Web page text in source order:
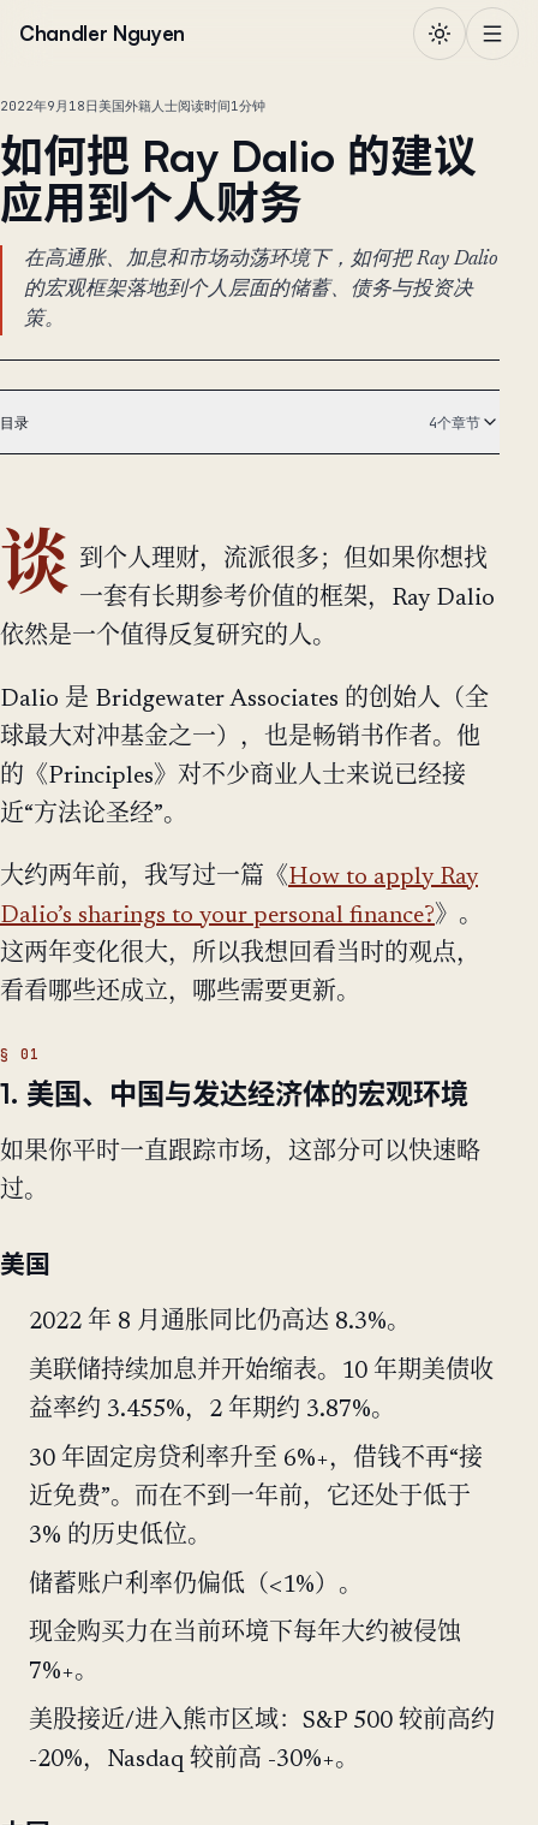
Chandler Nguyen
2022年9月18日美国外籍人士阅读时间1分钟
如何把 Ray Dalio 的建议
应用到个人财务
在高通胀、加息和市场动荡环境下，如何把 Ray Dalio
的宏观框架落地到个人层面的储蓄、债务与投资决
策。
目录 4个章节
谈 到个人理财，流派很多；但如果你想找
一套有长期参考价值的框架，Ray Dalio
依然是一个值得反复研究的人。
Dalio 是 Bridgewater Associates 的创始人（全
球最大对冲基金之一），也是畅销书作者。他
的《Principles》对不少商业人士来说已经接
近“方法论圣经”。
大约两年前，我写过一篇《How to apply Ray
Dalio’s sharings to your personal finance?》。
这两年变化很大，所以我想回看当时的观点，
看看哪些还成立，哪些需要更新。
1. 美国、中国与发达经济体的宏观环境
如果你平时一直跟踪市场，这部分可以快速略
过。
美国
2022 年 8 月通胀同比仍高达 8.3%。
美联储持续加息并开始缩表。10 年期美债收
益率约 3.455%，2 年期约 3.87%。
30 年固定房贷利率升至 6%+，借钱不再“接
近免费”。而在不到一年前，它还处于低于
3% 的历史低位。
储蓄账户利率仍偏低（<1%）。
现金购买力在当前环境下每年大约被侵蚀
7%+。
美股接近/进入熊市区域：S&P 500 较前高约
-20%，Nasdaq 较前高 -30%+。